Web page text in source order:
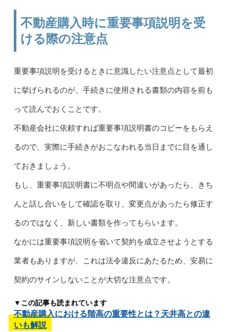
不動産購入時に重要事項説明を受
ける際の注意点
重要事項説明を受けるときに意識したい注意点として最初
に挙げられるのが、手続きに使用される書類の内容を前も
って読んでおくことです。
不動産会社に依頼すれば重要事項説明書のコピーをもらえ
るので、実際に手続きがおこなわれる当日までに目を通し
ておきましょう。
もし、重要事項説明書に不明点や間違いがあったら、きち
んと話し合いをして確認を取り、変更点があったら修正す
るのではなく、新しい書類を作ってもらいます。
なかには重要事項説明を省いて契約を成立させようとする
業者もありますが、これは法令違反にあたるため、安易に
契約のサインしないことが大切な注意点です。
▼この記事も読まれています
不動産購入における階高の重要性とは？天井高との違
いも解説